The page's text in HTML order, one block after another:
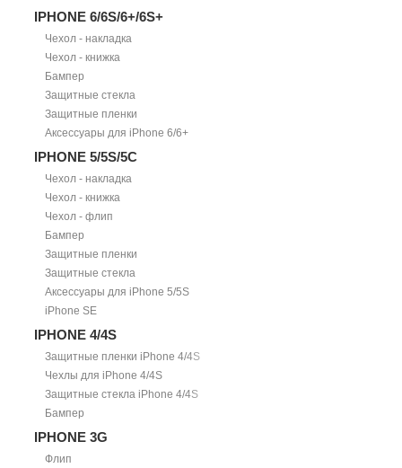
IPHONE 6/6S/6+/6S+
Чехол - накладка
Чехол - книжка
Бампер
Защитные стекла
Защитные пленки
Аксессуары для iPhone 6/6+
IPHONE 5/5S/5С
Чехол - накладка
Чехол - книжка
Чехол - флип
Бампер
Защитные пленки
Защитные стекла
Аксессуары для iPhone 5/5S
iPhone SE
IPHONE 4/4S
Защитные пленки iPhone 4/4S
Чехлы для iPhone 4/4S
Защитные стекла iPhone 4/4S
Бампер
IPHONE 3G
Флип